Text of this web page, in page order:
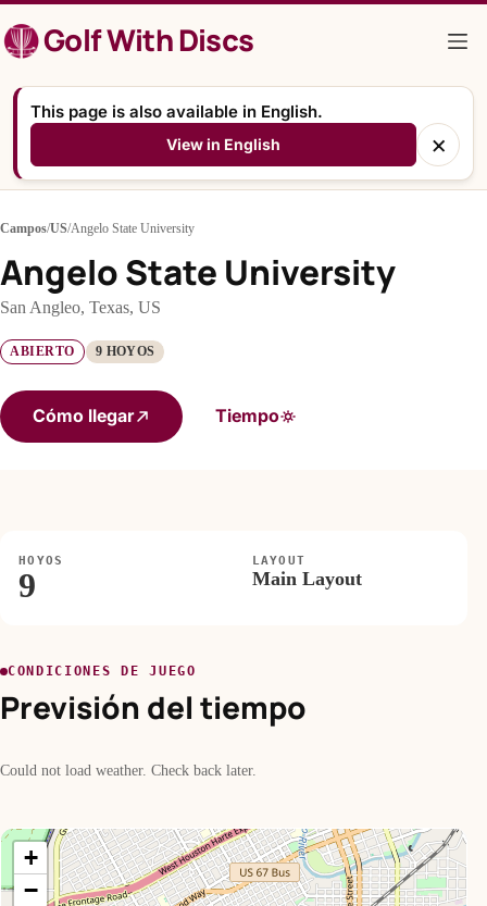
al
contenidoGolf With Discs
This page is also available in English.
View in English ×
Campos/US/Angelo State University
Angelo State University
San Angleo, Texas, US
ABIERTO 9 HOYOS
Cómo llegar Tiempo
HOYOS
9
LAYOUT
Main Layout
CONDICIONES DE JUEGO
Previsión del tiempo
Could not load weather. Check back later.
+
−